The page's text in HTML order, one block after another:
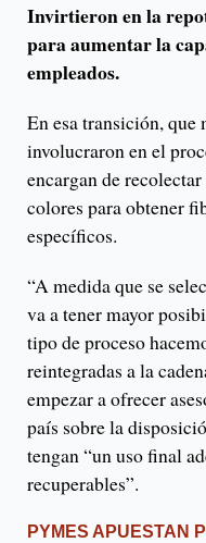
Invirtieron en la
para aumentar la
empleados.
En esa transición,
involucraron en el
encargan de
colores para obtener
específicos.
“A medida que se
va a tener mayor
tipo de proceso
reintegradas a la
empezar a ofrecer
país sobre la
tengan “un uso final
recuperables”.
PYMES APUESTAN